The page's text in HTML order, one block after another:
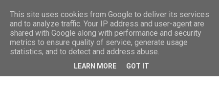
This site uses cookies from Google to deliver its services
and to analyze traffic. Your IP address and user-agent are
shared with Google along with performance and security
metrics to ensure quality of service, generate usage
statistics, and to detect and address abuse.
LEARN MORE GOT IT